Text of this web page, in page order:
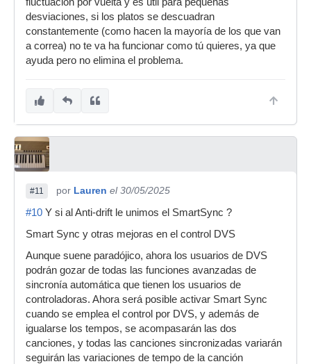
desviaciones, si los platos se descuadran
constantemente (como hacen la mayoría de los que van
a correa) no te va ha funcionar como tú quieres, ya que
ayuda pero no elimina el problema.
#11 por Lauren el 30/05/2025
#10 Y si al Anti-drift le unimos el SmartSync ?
Smart Sync y otras mejoras en el control DVS
Aunque suene paradójico, ahora los usuarios de DVS
podrán gozar de todas las funciones avanzadas de
sincronía automática que tienen los usuarios de
controladoras. Ahora será posible activar Smart Sync
cuando se emplea el control por DVS, y además de
igualarse los tempos, se acompasarán las dos
canciones, y todas las canciones sincronizadas variarán
seguirán las variaciones de tempo de la canción